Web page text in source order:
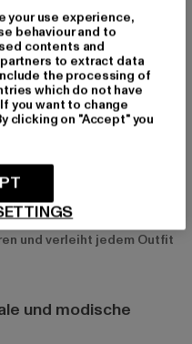
Anlässe
Aktivitäten oder
und eignet sich für
bietet sie dank ihrer
nicht nur viel Stauraum,
Wetter. Bei Outdoor-
in der Natur ist
warm hält und dennoch
sich die Jacke perfekt in
und verleiht jedem Outfit
und modische
your use experience,
behaviour and to
contents and
to extract data
the processing of
which do not have
you want to change
clicking on "Accept" you